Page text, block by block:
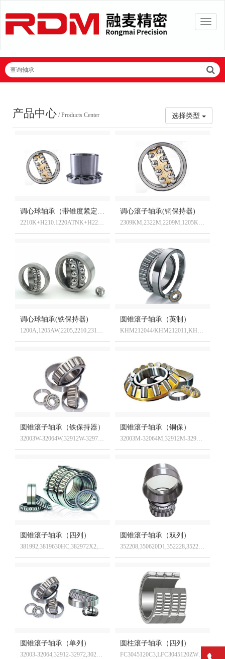
查询轴承
产品中心 / Products Center 选择类型
调心球轴承（带锥度紧定套）
2210K+H210.1220ATNK+H220.2318WK+H318,2322MK+H322
调心滚子轴承(铜保持器)
2309KM,2322M,2209M,1205KM,1211M,2310M
调心球轴承(铁保持器)
1200A,1205AW,2205,2210,2318K,2311K-2RS
圆锥滚子轴承（英制）
KHM212044/KHM212011,KHM237542/KHM237510,KJ719149/KJM719113
圆锥滚子轴承（铁保持器）
32003W-32064W,32912W-32972W,30203W-30244W,32204W-32248W
圆锥滚子轴承（铜保）
32003M-32064M,32912M-32972M,30203M-30244M
圆锥滚子轴承（四列）
381992,3819630HC,382972X2,371076,3810530
圆锥滚子轴承（双列）
352208,350620D1,352228,352217,F127509,F786116
圆锥滚子轴承（单列）
32003-32064,32912-32972,30203-30244,32204-32248,32232-32248
圆柱滚子轴承（四列）
FC3045120C3,LFC3045120ZWC9,FC5476230C3YA3/02,FCDP5678278C3YA34